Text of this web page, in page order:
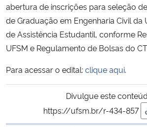
Ministério do Turismo
Ministério do Desenvolvimento Regional
Controladoria-Geral da União
Ministério da Mulher, da Família e dos Direitos
Secretaria-Geral
abertura de inscrições para seleção
de Graduação em Engenharia Civil da
de Assistência Estudantil, conforme
UFSM e Regulamento de Bolsas do
Para acessar o edital: clique aqui.
Divulgue este
https://ufsm.br/r-434-857